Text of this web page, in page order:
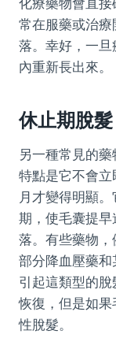
常在服藥或治
落。幸好，一
內重新長出來。
休止期脫
另一種常見的
特點是它不會
月才變得明顯
期，使毛囊提
落。有些藥物，
部分降血壓藥
引起這類型的
恢復，但是如
性脫髮。